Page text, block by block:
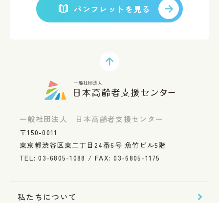
パンフレットを見る
一般社団法人 日本高齢者支援センター
〒150-0011
東京都渋谷区東二丁目24番6号 魚竹ビル5階
TEL: 03-6805-1088 / FAX: 03-6805-1175
私たちについて